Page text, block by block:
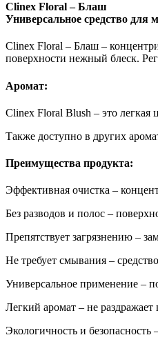
Clinex Floral – Блаш
Универсальное средство
Clinex Floral – Блаш –
поверхности нежный блеск.
Аромат:
Clinex Floral Blush – это
Также доступно в других
Преимущества продукта:
Эффективная очистка –
Без разводов и полос –
Препятствует загрязнению –
Не требует смывания –
Универсальное применение –
Легкий аромат – не
Экологичность и